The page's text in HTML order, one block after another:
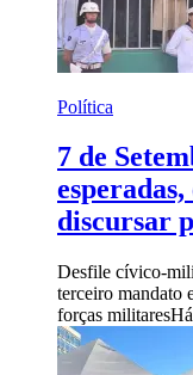
Política
7 de
discursar
Desfile cívico-
terceiro mandato
forças militares